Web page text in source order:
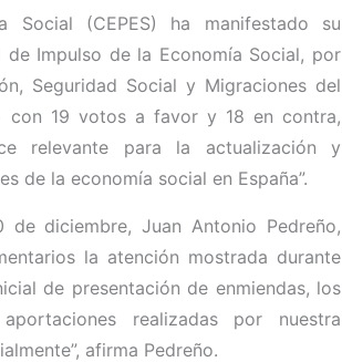
Social (CEPES) ha manifestado su
Impulso de la Economía Social, por
Seguridad Social y Migraciones del
con 19 votos a favor y 18 en contra,
relevante para la actualización y
de la economía social en España”.
diciembre, Juan Antonio Pedreño,
la atención mostrada durante
de presentación de enmiendas, los
realizadas por nuestra
afirma Pedreño.